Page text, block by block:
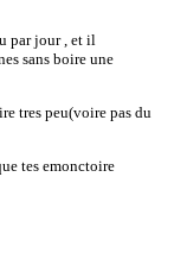
par jour , et il
sans boire une
tres peu(voire pas du
tes emonctoire